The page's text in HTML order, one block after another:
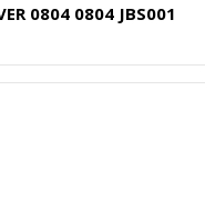
0804 0804 JBS001